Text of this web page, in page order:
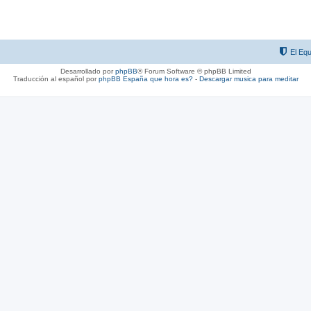
El
Desarrollado porphpBB® Forum Software © phpBB Limited
Traducción al español porphpBB España que hora es?- Descargar musica para meditar